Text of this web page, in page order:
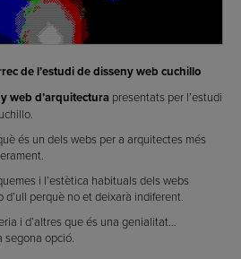
de l’estudi de disseny web cuchillo
web d’arquitectura presentats per l’estudi
és un dels webs per a arquitectes més
i l’estètica habituals dels webs
d’ull perquè no et deixarà indiferent.
i d’altres que és una genialitat…
segona opció.